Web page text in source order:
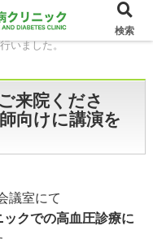
金﨑啓造教授がご来院くだ
いました。
来院くださ
向けに講演を
議室にて
クでの高血圧診療に
検索